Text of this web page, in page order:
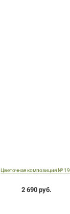
Цветочная композиция № 19
2 690 руб.